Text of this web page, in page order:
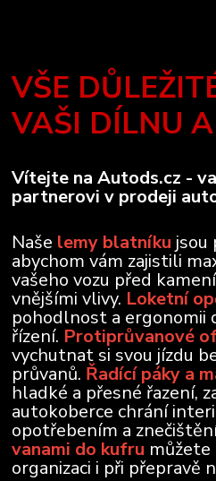
VŠE
VAŠI DÍLNU
Vítejte na Autods.cz -
partnerovi v prodeji
Naše lemy blatníku jsou
abychom vám zajistili
vašeho vozu před
vnějšími vlivy. Loketní
pohodlnost a ergonomii
řízení. Protiprůvanové
vychutnat si svou jízdu
průvanů. Řadící páky a
hladké a přesné řazení,
autokoberce chrání
opotřebením a
vanami do kufru
organizaci i při přepravě